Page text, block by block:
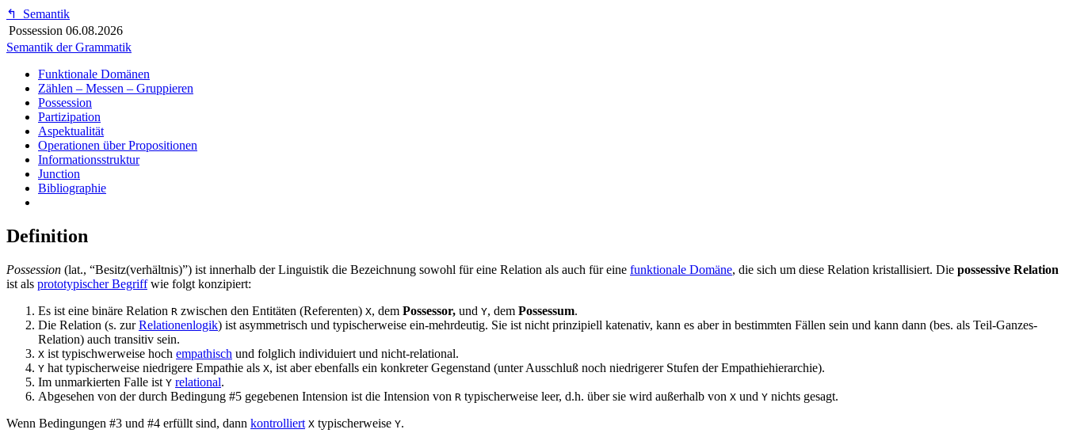
↰
Semantik
Possession 06.08.2026
Semantik der Grammatik
Funktionale Domänen
Zählen – Messen – Gruppieren
Possession
Partizipation
Aspektualität
Operationen über Propositionen
Informationsstruktur
Junction
Bibliographie
Definition
Possession (lat., “Besitz(verhältnis)”) ist innerhalb der Linguistik die Bezeichnung sowohl für eine Relation als auch für eine funktionale Domäne, die sich um diese Relation kristallisiert. Die possessive Relation
ist als prototypischer Begriffwie folgt konzipiert:
Es ist eine binäre Relation R zwischen den Entitäten (Referenten) X, dem Possessor, und Y, dem Possessum.
Die Relation (s. zurRelationenlogik) ist asymmetrisch und typischerweise ein-mehrdeutig. Sie ist nicht prinzipiell katenativ, kann es aber in bestimmten Fällen sein und kann dann (bes. als Teil-Ganzes-
Relation) auch transitiv sein.
X ist typischwerweise hoch empathisch und folglich individuiert und nicht-relational.
Y hat typischerweise niedrigere Empathie als X, ist aber ebenfalls ein konkreter Gegenstand (unter Ausschluß noch niedrigerer Stufen der Empathiehierarchie).
Im unmarkierten Falle ist Y relational.
Abgesehen von der durch Bedingung #5 gegebenen Intension ist die Intension von R typischerweise leer, d.h. über sie wird außerhalb von X und Y nichts gesagt.
Wenn Bedingungen #3 und #4 erfüllt sind, dann kontrolliert X typischerweise Y.